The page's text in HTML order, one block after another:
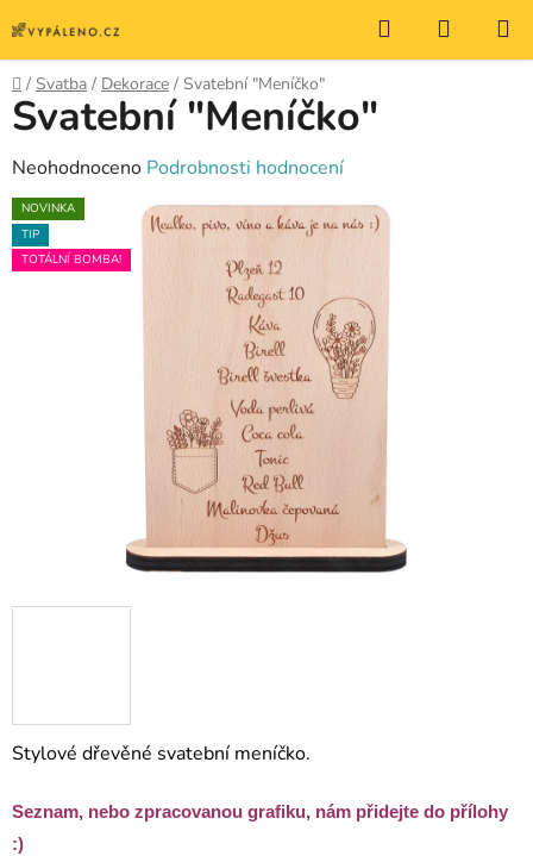
na
obsah
Hledat
KOŠÍK
Domů
/ Svatba / Dekorace / Svatební "Meníčko"
Stylové dřevěné svatební meníčko.
Seznam, nebo zpracovanou grafiku, nám přidejte do přílohy
:)
Svatební "Meníčko"
Průměrné
hodnocení
produktu
je
Neohodnoceno Podrobnosti hodnocení
NOVINKA
TIP
TOTÁLNÍ BOMBA!